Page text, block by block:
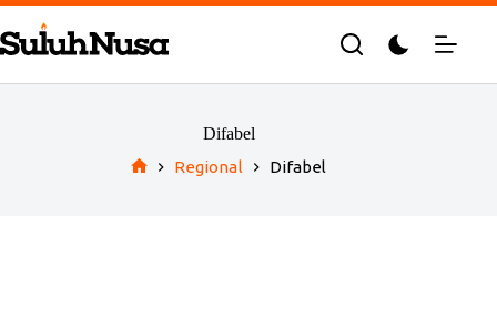
Skip
to
content
Difabel
Regional Difabel